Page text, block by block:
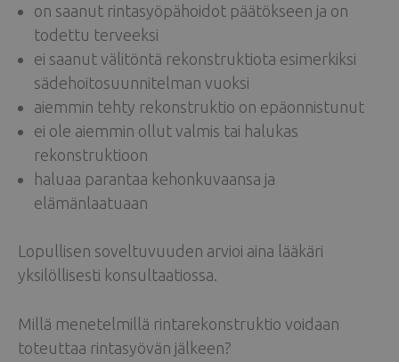
on saanut rintasyöpähoidot päätökseen ja on
todettu terveeksi
ei saanut välitöntä rekonstruktiota esimerkiksi
sädehoitosuunnitelman vuoksi
aiemmin tehty rekonstruktio on epäonnistunut
ei ole aiemmin ollut valmis tai halukas
rekonstruktioon
haluaa parantaa kehonkuvaansa ja
elämänlaatuaan
Lopullisen soveltuvuuden arvioi aina lääkäri
yksilöllisesti konsultaatiossa.
Millä menetelmillä rintarekonstruktio voidaan
toteuttaa rintasyövän jälkeen?